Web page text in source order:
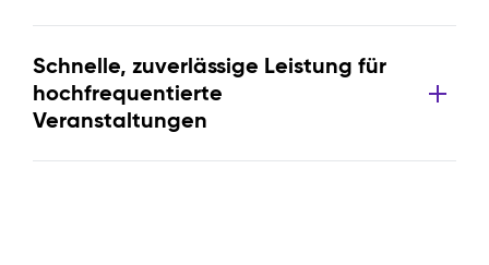
Schnelle, zuverlässige Leistung für
hochfrequentierte
Veranstaltungen